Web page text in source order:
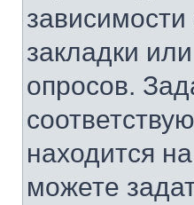
закладки
опросов.
находится
можете